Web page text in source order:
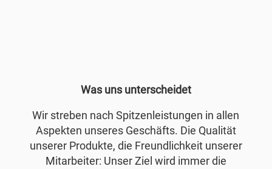
Was uns unterscheidet
Wir streben nach Spitzenleistungen in allen
Aspekten unseres Geschäfts. Die Qualität
unserer Produkte, die Freundlichkeit unserer
Mitarbeiter: Unser Ziel wird immer die